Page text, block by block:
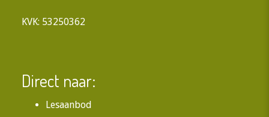
KVK: 53250362
Direct naar:
Lesaanbod